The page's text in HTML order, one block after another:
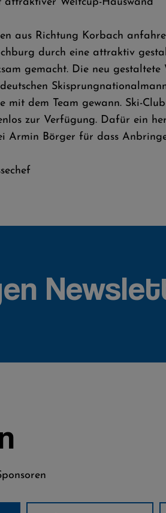
aus Richtung Korbach
durch eine attraktiv
gemacht. Die neu
mit dem Team gewann. Ski-
zur Verfügung. Dafür ein
Armin Börger für dass